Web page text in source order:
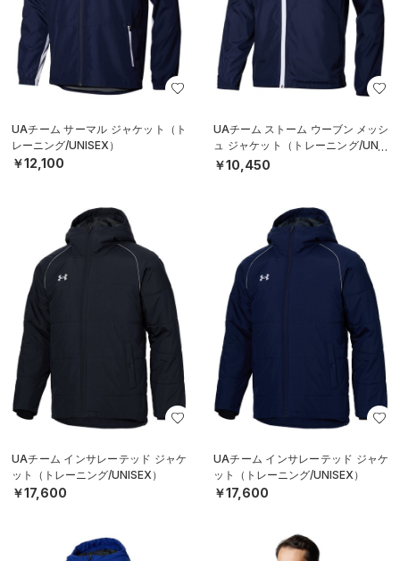
UAチーム サーマル ジャケット（ト
レーニング/UNISEX）
￥12,100
UAチーム ストーム ウーブン メッシ
ュ ジャケット（トレーニング/UNIS
EX）
￥10,450
UAチーム インサレーテッド ジャケ
ット（トレーニング/UNISEX）
￥17,600
UAチーム インサレーテッド ジャケ
ット（トレーニング/UNISEX）
￥17,600